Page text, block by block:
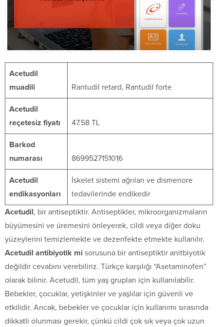
Acetudil
muadili
Rantudil retard, Rantudil forte
Acetudil
reçetesiz fiyatı
47.58 TL
Barkod
numarası
8699527151016
Acetudil
endikasyonları
İskelet sistemi ağrıları ve dismenore
tedavilerinde endikedir
Acetudil, bir antiseptiktir. Antiseptikler, mikroorganizmaların
büyümesini ve üremesini önleyerek, cildi veya diğer doku
yüzeylerini temizlemekte ve dezenfekte etmekte kullanılır.
Acetudil antibiyotik mi sorusuna bir antiseptiktir anitbiyotik
değildir cevabını verebiliriz. Türkçe karşılığı “Asetaminofen”
olarak bilinir. Acetudil, tüm yaş grupları için kullanılabilir.
Bebekler, çocuklar, yetişkinler ve yaşlılar için güvenli ve
etkilidir. Ancak, bebekler ve çocuklar için kullanımı sırasında
dikkatli olunması gerekir, çünkü cildi çok sık veya çok uzun